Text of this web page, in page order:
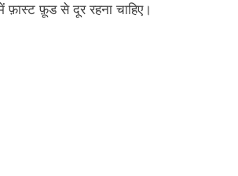
फ़ास्ट फ़ूड से दूर रहना चाहिए।